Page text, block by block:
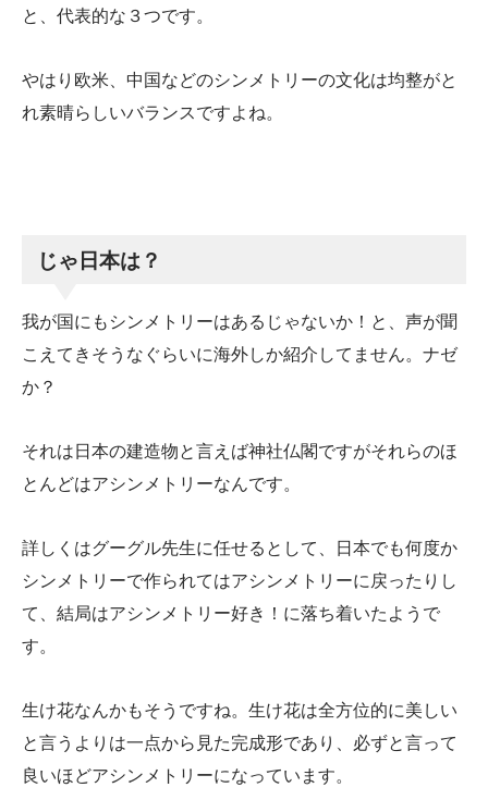
と、代表的な３つです。
やはり欧米、中国などのシンメトリーの文化は均整がと
れ素晴らしいバランスですよね。
じゃ日本は？
我が国にもシンメトリーはあるじゃないか！と、声が聞
こえてきそうなぐらいに海外しか紹介してません。ナゼ
か？
それは日本の建造物と言えば神社仏閣ですがそれらのほ
とんどはアシンメトリーなんです。
詳しくはグーグル先生に任せるとして、日本でも何度か
シンメトリーで作られてはアシンメトリーに戻ったりし
て、結局はアシンメトリー好き！に落ち着いたようで
す。
生け花なんかもそうですね。生け花は全方位的に美しい
と言うよりは一点から見た完成形であり、必ずと言って
良いほどアシンメトリーになっています。